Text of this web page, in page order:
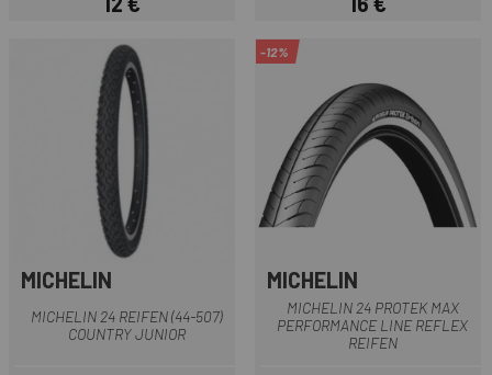
Preis Preis
MICHELIN
MICHELIN 24 REIFEN (44-507)
COUNTRY JUNIOR
-12%
MICHELIN
MICHELIN 24 PROTEK MAX
PERFORMANCE LINE REFLEX
REIFEN